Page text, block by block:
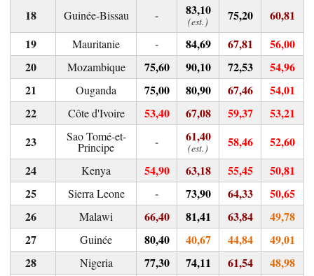
Guinée-Bissau - 83,10
(est.) 75,20 60,81
Mauritanie - 84,69 67,81 56,00
Mozambique 75,60 90,10 72,53 54,96
Ouganda 75,00 80,90 67,46 54,01
Côte d'Ivoire 53,40 67,08 59,37 53,21
Sao Tomé-et-
Principe - 61,40
(est.) 58,46 52,60
Kenya 54,90 63,18 55,45 50,81
Sierra Leone - 73,90 64,33 50,65
Malawi 66,40 81,41 63,84 49,78
Guinée 80,40 40,67 44,84 49,01
Nigeria 77,30 74,11 61,54 48,98